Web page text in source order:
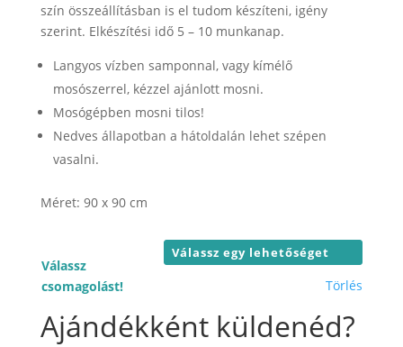
szín összeállításban is el tudom készíteni, igény
szerint. Elkészítési idő 5 – 10 munkanap.
Langyos vízben samponnal, vagy kímélő
mosószerrel, kézzel ajánlott mosni.
Mosógépben mosni tilos!
Nedves állapotban a hátoldalán lehet szépen
vasalni.
Méret: 90 x 90 cm
Válassz
csomagolást!
Törlés
Ajándékként küldenéd?